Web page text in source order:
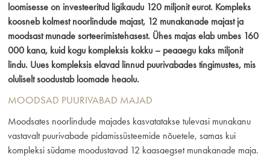
loomisesse on investeeritud ligikaudu 120 miljonit eurot. Kompleks
koosneb kolmest noorlindude majast, 12 munakanade majast ja
moodsast munade sorteerimistehasest. Ühes majas elab umbes 160
000 kana, kuid kogu kompleksis kokku – peaaegu kaks miljonit
lindu. Uues kompleksis elavad linnud puurivabades tingimustes, mis
oluliselt soodustab loomade heaolu.
MOODSAD PUURIVABAD MAJAD
Moodsates noorlindude majades kasvatatakse tulevasi munakanu
vastavalt puurivabade pidamissüsteemide nõuetele, samas kui
kompleksi südame moodustavad 12 kaasaegset munakanade maja.